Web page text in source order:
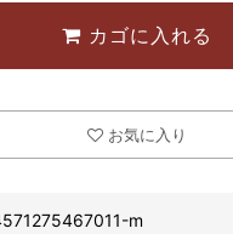
カゴに入れる
お気に入り
m